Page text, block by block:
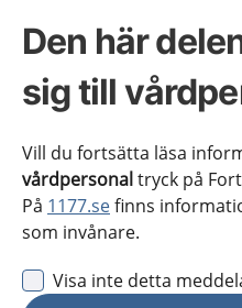
Den här
sig till
Vill du fortsätta läsa
vårdpersonaltryck på
På 1177.sefinns
som invånare.
Visa inte detta
Reumatoid
Omfattning av
Vårdförloppet inleds vid
diagnosen i ett år.